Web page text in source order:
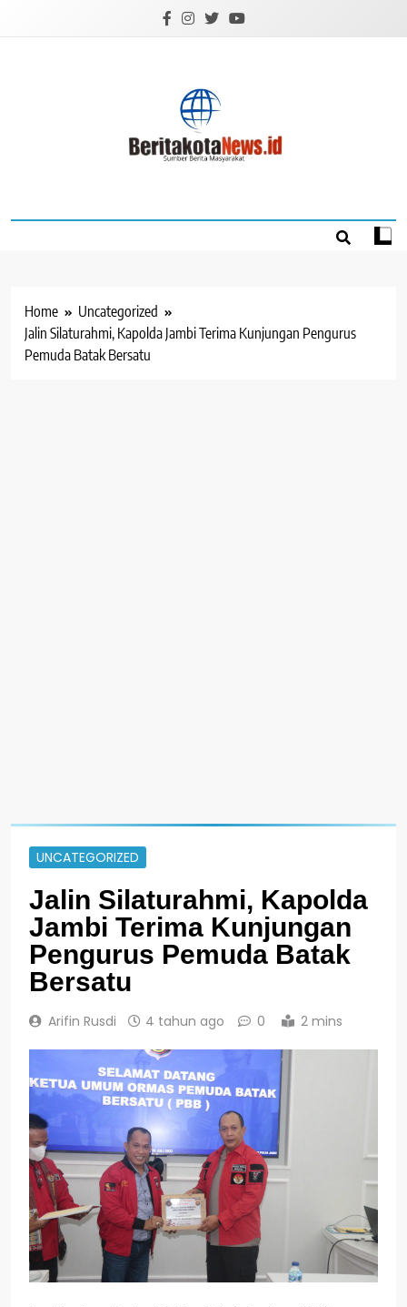
Home
Uncategorized
Jalin Silaturahmi, Kapolda Jambi Terima Kunjungan Pengurus
Pemuda Batak Bersatu
UNCATEGORIZED
Jalin Silaturahmi, Kapolda
Jambi Terima Kunjungan
Pengurus Pemuda Batak
Bersatu
Arifin Rusdi 4 tahun ago 0 2 mins